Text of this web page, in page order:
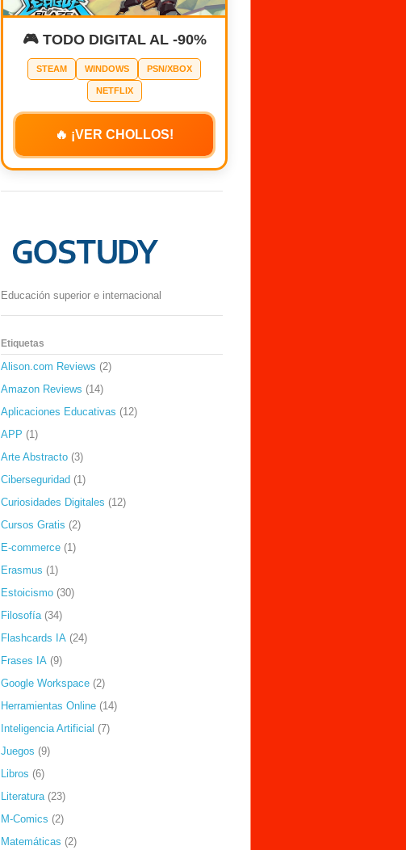
🎮 TODO DIGITAL AL -90%
STEAM WINDOWS PSN/XBOX
NETFLIX
🔥 ¡VER CHOLLOS!
Educación superior e internacional
Etiquetas
Alison.com Reviews (2)
Amazon Reviews (14)
Aplicaciones Educativas (12)
APP (1)
Arte Abstracto (3)
Ciberseguridad (1)
Curiosidades Digitales (12)
Cursos Gratis (2)
E-commerce (1)
Erasmus (1)
Estoicismo (30)
Filosofía (34)
Flashcards IA (24)
Frases IA (9)
Google Workspace (2)
Herramientas Online (14)
Inteligencia Artificial (7)
Juegos (9)
Libros (6)
Literatura (23)
M-Comics (2)
Matemáticas (2)